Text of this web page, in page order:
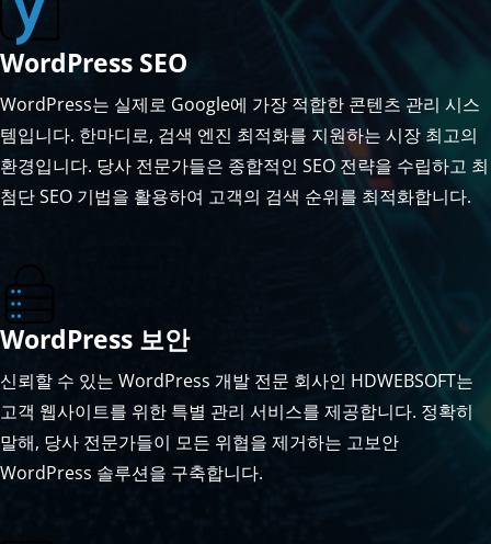
WordPress SEO
WordPress는 실제로 Google에 가장 적합한 콘텐츠 관리 시스
템입니다. 한마디로, 검색 엔진 최적화를 지원하는 시장 최고의
환경입니다. 당사 전문가들은 종합적인 SEO 전략을 수립하고 최
첨단 SEO 기법을 활용하여 고객의 검색 순위를 최적화합니다.
WordPress 보안
신뢰할 수 있는 WordPress 개발 전문 회사인 HDWEBSOFT는
고객 웹사이트를 위한 특별 관리 서비스를 제공합니다. 정확히
말해, 당사 전문가들이 모든 위협을 제거하는 고보안
WordPress 솔루션을 구축합니다.